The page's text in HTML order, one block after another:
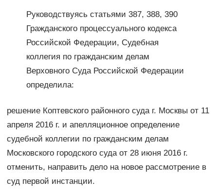
Руководствуясь статьями 387, 388, 390
Гражданского процессуального кодекса
Российской Федерации, Судебная
коллегия по гражданским делам
Верховного Суда Российской Федерации
определила:
решение Коптевского районного суда г. Москвы от 11
апреля 2016 г. и апелляционное определение
судебной коллегии по гражданским делам
Московского городского суда от 28 июня 2016 г.
отменить, направить дело на новое рассмотрение в
суд первой инстанции.